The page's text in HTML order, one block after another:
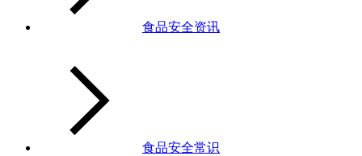
食品安全资讯
食品安全常识